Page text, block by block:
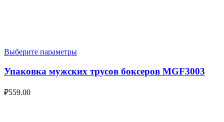
Выберите параметры
Упаковка мужских трусов боксеров MGF3003
₽559.00